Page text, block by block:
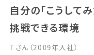
自分の「こうして
挑戦できる環境
Tさん（2009年入社）